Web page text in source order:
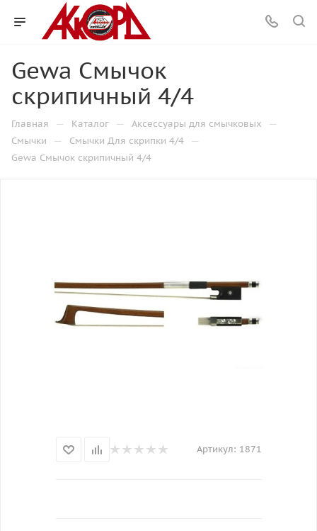
Gewa Смычок
скрипичный 4/4
Главная — Каталог — Аксессуары для смычковых —
Смычки — Смычки Для скрипки 4/4 —
Gewa Смычок скрипичный 4/4
Артикул: 1871